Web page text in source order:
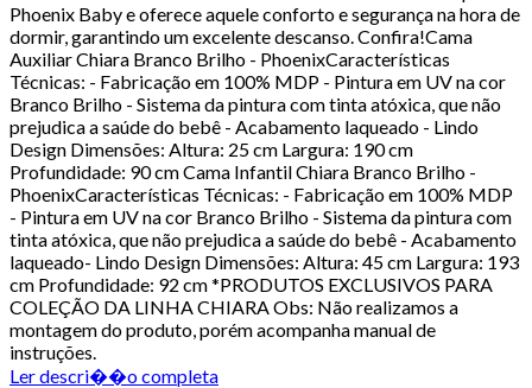
Phoenix Baby e oferece aquele conforto e segurança na hora de
dormir, garantindo um excelente descanso. Confira!Cama
Auxiliar Chiara Branco Brilho - PhoenixCaracterísticas
Técnicas: - Fabricação em 100% MDP - Pintura em UV na cor
Branco Brilho - Sistema da pintura com tinta atóxica, que não
prejudica a saúde do bebê - Acabamento laqueado - Lindo
Design Dimensões: Altura: 25 cm Largura: 190 cm
Profundidade: 90 cm Cama Infantil Chiara Branco Brilho -
PhoenixCaracterísticas Técnicas: - Fabricação em 100% MDP
- Pintura em UV na cor Branco Brilho - Sistema da pintura com
tinta atóxica, que não prejudica a saúde do bebê - Acabamento
laqueado- Lindo Design Dimensões: Altura: 45 cm Largura: 193
cm Profundidade: 92 cm *PRODUTOS EXCLUSIVOS PARA
COLEÇÃO DA LINHA CHIARA Obs: Não realizamos a
montagem do produto, porém acompanha manual de
instruções.
Ler descri��o completa